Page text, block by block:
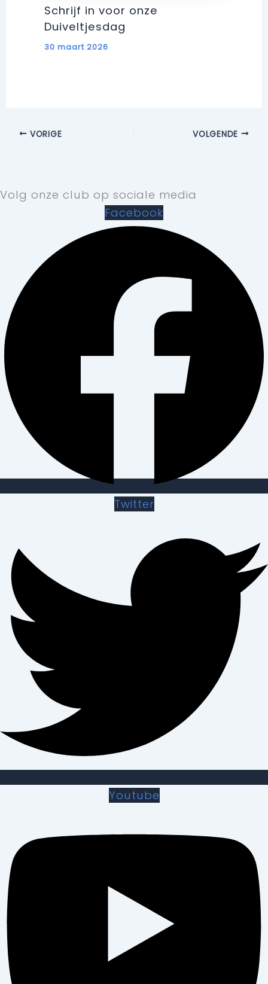
Schrijf in voor onze
Duiveltjesdag
30 maart 2026
VORIGE VOLGENDE
Volg onze club op sociale media
Facebook
Twitter
Youtube